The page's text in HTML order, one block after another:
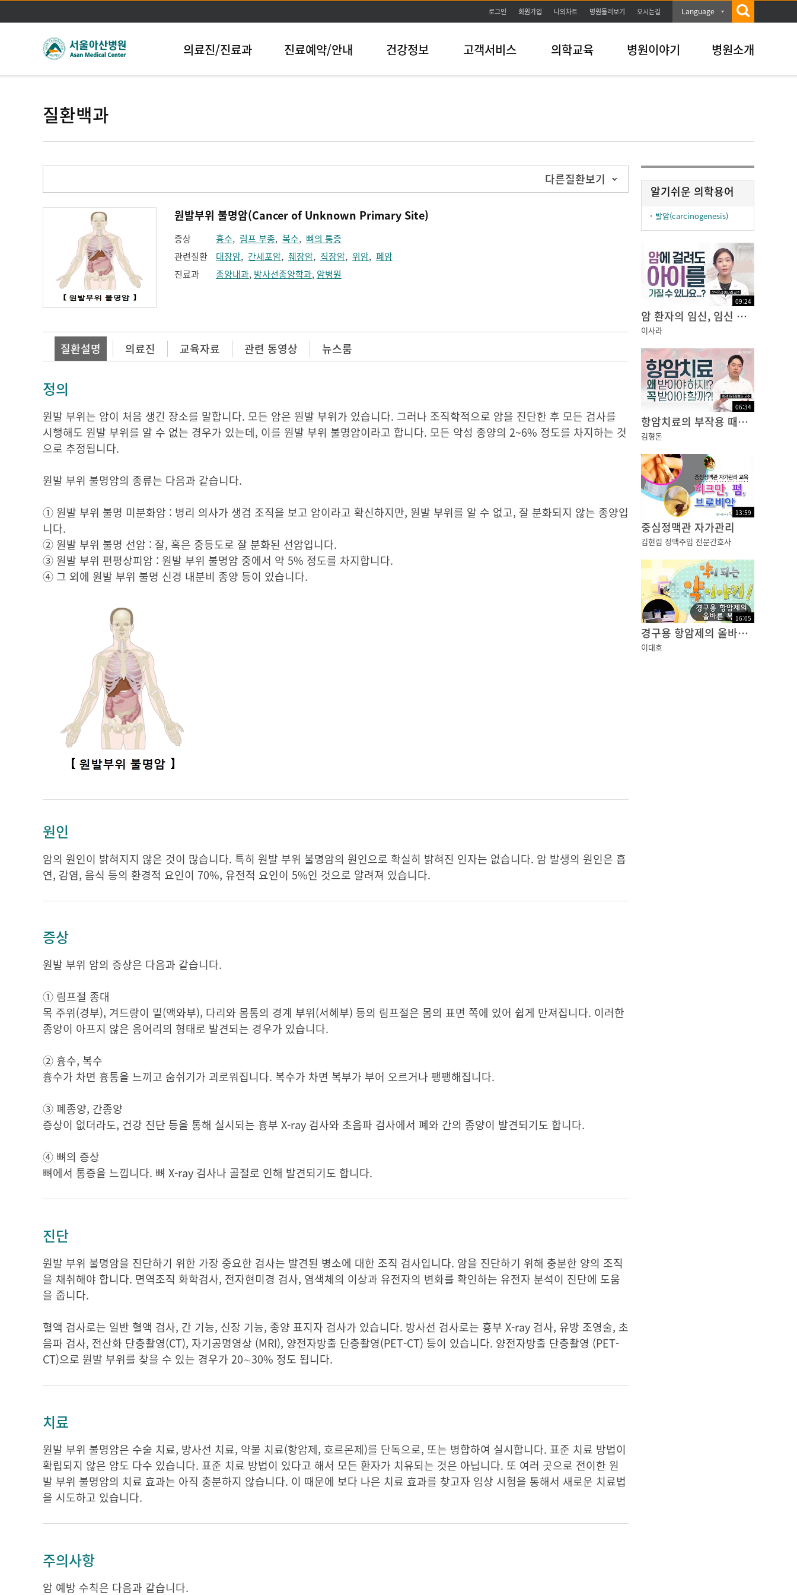
본문바로가기
로그인 회원가입 나의차트 병원둘러보기 오시는길 Language
의료진/진료과 진료예약/안내 건강정보 고객서비스 의학교육 병원이야기 병원소개
질환백과
다른질환보기
원발부위 불명암(Cancer of Unknown Primary Site)
증상 흉수, 림프 부종, 복수, 뼈의 통증
관련질환
대장암, 간세포암, 췌장암, 직장암, 위암, 폐암
진료과
종양내과, 방사선종양학과, 암병원
질환설명 의료진 교육자료 관련 동영상 뉴스룸
정의
원발 부위는 암이 처음 생긴 장소를 말합니다. 모든 암은 원발 부위가 있습니다. 그러나 조직학적으로 암을 진단한 후 모든 검사를
시행해도 원발 부위를 알 수 없는 경우가 있는데, 이를 원발 부위 불명암이라고 합니다. 모든 악성 종양의 2~6% 정도를 차지하는 것
으로 추정됩니다.
원발 부위 불명암의 종류는 다음과 같습니다.
① 원발 부위 불명 미분화암 : 병리 의사가 생검 조직을 보고 암이라고 확신하지만, 원발 부위를 알 수 없고, 잘 분화되지 않는 종양입
니다.
② 원발 부위 불명 선암 : 잘, 혹은 중등도로 잘 분화된 선암입니다.
③ 원발 부위 편평상피암 : 원발 부위 불명암 중에서 약 5% 정도를 차지합니다.
④ 그 외에 원발 부위 불명 신경 내분비 종양 등이 있습니다.
원인
암의 원인이 밝혀지지 않은 것이 많습니다. 특히 원발 부위 불명암의 원인으로 확실히 밝혀진 인자는 없습니다. 암 발생의 원인은 흡
연, 감염, 음식 등의 환경적 요인이 70%, 유전적 요인이 5%인 것으로 알려져 있습니다.
증상
원발 부위 암의 증상은 다음과 같습니다.
① 림프절 종대
목 주위(경부), 겨드랑이 밑(액와부), 다리와 몸통의 경계 부위(서혜부) 등의 림프절은 몸의 표면 쪽에 있어 쉽게 만져집니다. 이러한
종양이 아프지 않은 응어리의 형태로 발견되는 경우가 있습니다.
② 흉수, 복수
흉수가 차면 흉통을 느끼고 숨쉬기가 괴로워집니다. 복수가 차면 복부가 부어 오르거나 팽팽해집니다.
③ 폐종양, 간종양
증상이 없더라도, 건강 진단 등을 통해 실시되는 흉부 X-ray 검사와 초음파 검사에서 폐와 간의 종양이 발견되기도 합니다.
④ 뼈의 증상
뼈에서 통증을 느낍니다. 뼈 X-ray 검사나 골절로 인해 발견되기도 합니다.
진단
원발 부위 불명암을 진단하기 위한 가장 중요한 검사는 발견된 병소에 대한 조직 검사입니다. 암을 진단하기 위해 충분한 양의 조직
을 채취해야 합니다. 면역조직 화학검사, 전자현미경 검사, 염색체의 이상과 유전자의 변화를 확인하는 유전자 분석이 진단에 도움
을 줍니다.
혈액 검사로는 일반 혈액 검사, 간 기능, 신장 기능, 종양 표지자 검사가 있습니다. 방사선 검사로는 흉부 X-ray 검사, 유방 조영술, 초
음파 검사, 전산화 단층촬영(CT), 자기공명영상 (MRI), 양전자방출 단층촬영(PET-CT) 등이 있습니다. 양전자방출 단층촬영 (PET-
CT)으로 원발 부위를 찾을 수 있는 경우가 20∼30% 정도 됩니다.
치료
원발 부위 불명암은 수술 치료, 방사선 치료, 약물 치료(항암제, 호르몬제)를 단독으로, 또는 병합하여 실시합니다. 표준 치료 방법이
확립되지 않은 암도 다수 있습니다. 표준 치료 방법이 있다고 해서 모든 환자가 치유되는 것은 아닙니다. 또 여러 곳으로 전이한 원
발 부위 불명암의 치료 효과는 아직 충분하지 않습니다. 이 때문에 보다 나은 치료 효과를 찾고자 임상 시험을 통해서 새로운 치료법
을 시도하고 있습니다.
주의사항
암 예방 수칙은 다음과 같습니다.
알기쉬운 의학용어
발암(carcinogenesis)
09:24
암 환자의 임신, 임신 후에 재발된 암... 어떻게 해야할까요?
이사라
06:34
항암치료의 부작용 때문에 치료를 망설이고 계신가요?
김형돈
13:59
중심정맥관 자가관리
김현림 정맥주입 전문간호사
16:05
경구용 항암제의 올바른 복용
이대호